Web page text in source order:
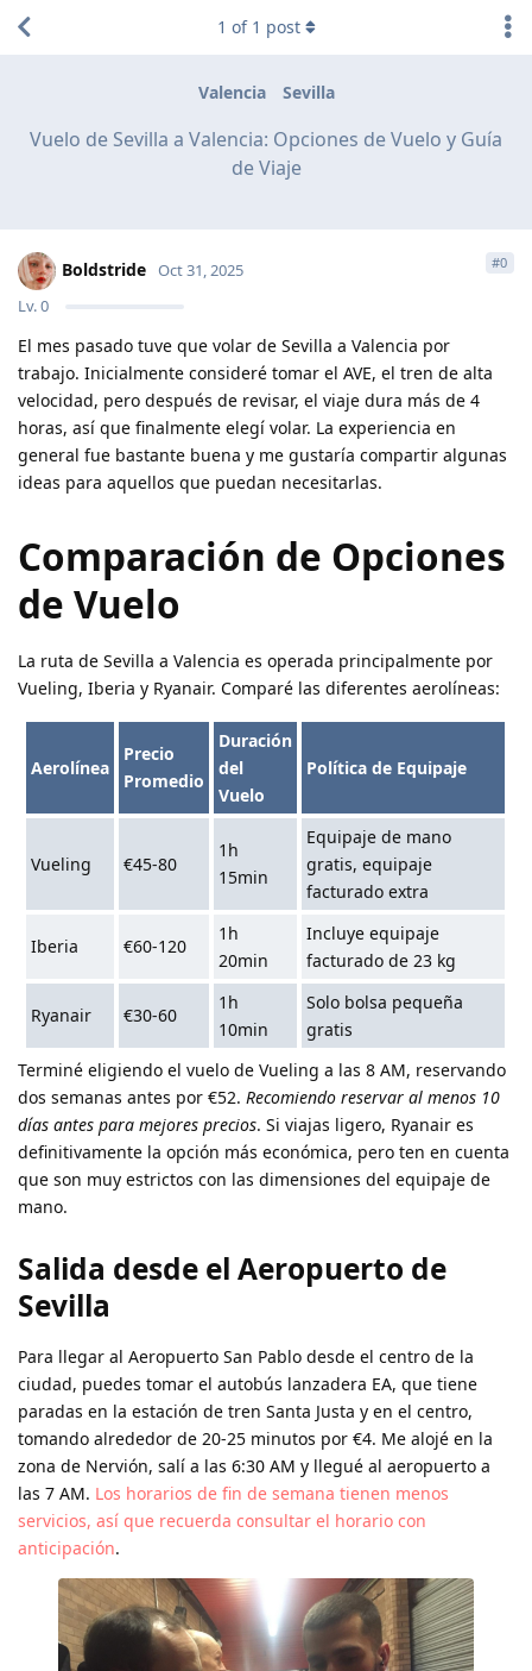
Valencia Sevilla
Vuelo de Sevilla a Valencia: Opciones de Vuelo y Guía
de Viaje
1 of 1 post
Boldstride
Lv.0
Oct 31, 2025 #0
El mes pasado tuve que volar de Sevilla a Valencia por
trabajo. Inicialmente consideré tomar el AVE, el tren de alta
velocidad, pero después de revisar, el viaje dura más de 4
horas, así que finalmente elegí volar. La experiencia en
general fue bastante buena y me gustaría compartir algunas
ideas para aquellos que puedan necesitarlas.
Comparación de Opciones
de Vuelo
La ruta de Sevilla a Valencia es operada principalmente por
Vueling, Iberia y Ryanair. Comparé las diferentes aerolíneas:
Aerolínea
Precio
Promedio
Duración
del
Vuelo
Política de Equipaje
Vueling €45-80
1h
15min
Equipaje de mano
gratis, equipaje
facturado extra
Iberia €60-120
1h
20min
Incluye equipaje
facturado de 23 kg
Ryanair €30-60
1h
10min
Solo bolsa pequeña
gratis
Terminé eligiendo el vuelo de Vueling a las 8 AM, reservando
dos semanas antes por €52. Recomiendo reservar al menos 10
días antes para mejores precios. Si viajas ligero, Ryanair es
definitivamente la opción más económica, pero ten en cuenta
que son muy estrictos con las dimensiones del equipaje de
mano.
Salida desde el Aeropuerto de
Sevilla
Para llegar al Aeropuerto San Pablo desde el centro de la
ciudad, puedes tomar el autobús lanzadera EA, que tiene
paradas en la estación de tren Santa Justa y en el centro,
tomando alrededor de 20-25 minutos por €4. Me alojé en la
zona de Nervión, salí a las 6:30 AM y llegué al aeropuerto a
las 7 AM. Los horarios de fin de semana tienen menos
servicios, así que recuerda consultar el horario con
anticipación.